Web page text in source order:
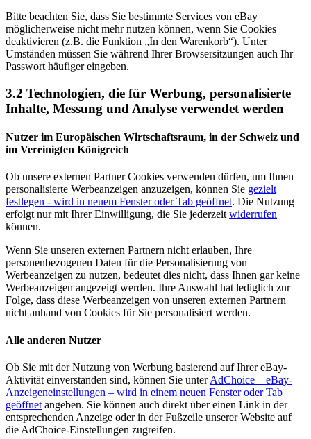
Bitte beachten Sie, dass Sie bestimmte Services von eBay
möglicherweise nicht mehr nutzen können, wenn Sie Cookies
deaktivieren (z.B. die Funktion „In den Warenkorb“). Unter
Umständen müssen Sie während Ihrer Browsersitzungen auch Ihr
Passwort häufiger eingeben.
3.2 Technologien, die für Werbung, personalisierte
Inhalte, Messung und Analyse verwendet werden
Nutzer im Europäischen Wirtschaftsraum, in der Schweiz und
im Vereinigten Königreich
Ob unsere externen Partner Cookies verwenden dürfen, um Ihnen
personalisierte Werbeanzeigen anzuzeigen, können Sie gezielt
festlegen - wird in neuem Fenster oder Tab geöffnet. Die Nutzung
erfolgt nur mit Ihrer Einwilligung, die Sie jederzeit widerrufen
können.
Wenn Sie unseren externen Partnern nicht erlauben, Ihre
personenbezogenen Daten für die Personalisierung von
Werbeanzeigen zu nutzen, bedeutet dies nicht, dass Ihnen gar keine
Werbeanzeigen angezeigt werden. Ihre Auswahl hat lediglich zur
Folge, dass diese Werbeanzeigen von unseren externen Partnern
nicht anhand von Cookies für Sie personalisiert werden.
Alle anderen Nutzer
Ob Sie mit der Nutzung von Werbung basierend auf Ihrer eBay-
Aktivität einverstanden sind, können Sie unterAdChoice – eBay-
Anzeigeneinstellungen – wird in einem neuen Fenster oder Tab
geöffnet angeben. Sie können auch direkt über einen Link in der
entsprechenden Anzeige oder in der Fußzeile unserer Website auf
die AdChoice-Einstellungen zugreifen.